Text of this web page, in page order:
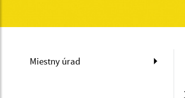
Miestny úrad